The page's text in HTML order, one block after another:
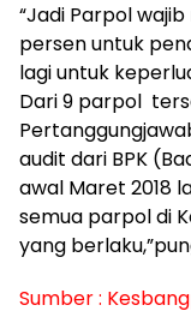
“Jadi Parpol
persen untuk
lagi untuk
Dari 9 parpol
audit dari BPK
awal Maret 2018
semua parpol di
yang
Sumber :